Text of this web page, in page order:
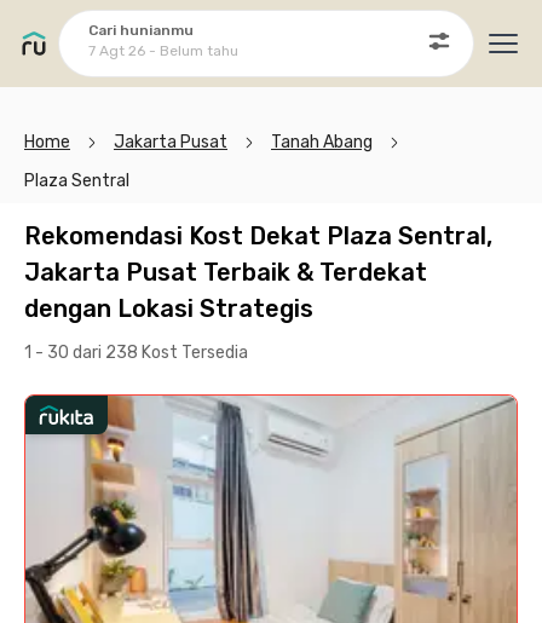
Cari hunianmu
7 Agt 26 - Belum tahu
Home Jakarta Pusat
Tanah Abang
Plaza Sentral
Rekomendasi Kost Dekat Plaza Sentral,
Jakarta Pusat Terbaik & Terdekat
dengan Lokasi Strategis
1 - 30 dari 238 Kost Tersedia